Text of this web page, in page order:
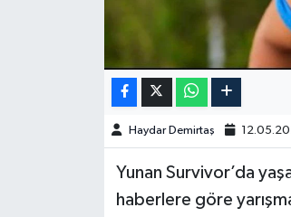
Haydar Demirtaş
Yunan Survivor’da
haberlere göre